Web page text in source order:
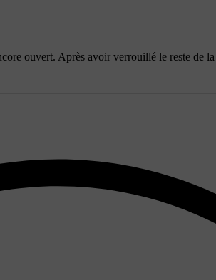
ouvert. Après avoir verrouillé le reste de